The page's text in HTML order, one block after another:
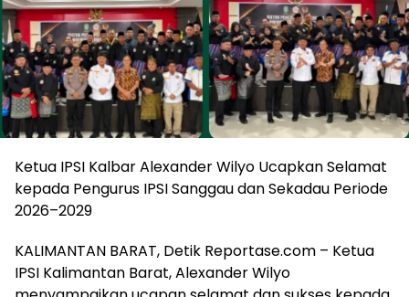
Ketua IPSI Kalbar Alexander Wilyo Ucapkan Selamat
kepada Pengurus IPSI Sanggau dan Sekadau Periode
2026–2029
KALIMANTAN BARAT, Detik Reportase.com – Ketua
IPSI Kalimantan Barat, Alexander Wilyo